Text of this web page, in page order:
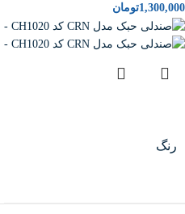
1,300,000تومان
رنگ